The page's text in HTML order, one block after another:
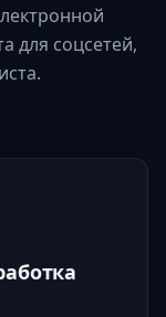
для соцсетей,